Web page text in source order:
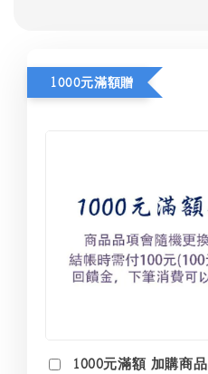
1000元滿額贈
1000元滿額 加購商品